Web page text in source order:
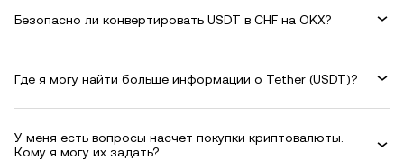
Безопасно ли конвертировать USDT в CHF на OKX?
Где я могу найти больше информации о Tether (USDT)?
У меня есть вопросы насчет покупки криптовалюты.
Кому я могу их задать?